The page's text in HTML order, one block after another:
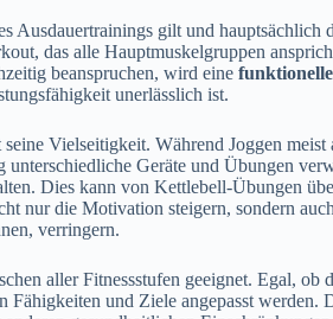
Ausdauertrainings gilt und hauptsächlich
das alle Hauptmuskelgruppen
beanspruchen, wird eine
unerlässlich ist.
Vielseitigkeit. Während Joggen
Geräte und Übungen
Dies kann von Kettlebell-Übungen
nur die Motivation steigern, sondern
verringern.
aller Fitnessstufen geeignet. Egal, ob
und Ziele angepasst werden.